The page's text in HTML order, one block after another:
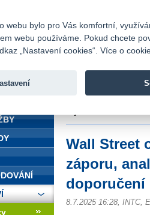
Wall Street
záporu,
doporučení
8.7.2025 16:28, INTC,
webu bylo pro Vás komfortní,
webu používáme. Pokud chcete
„Nastavení cookies“. Více o